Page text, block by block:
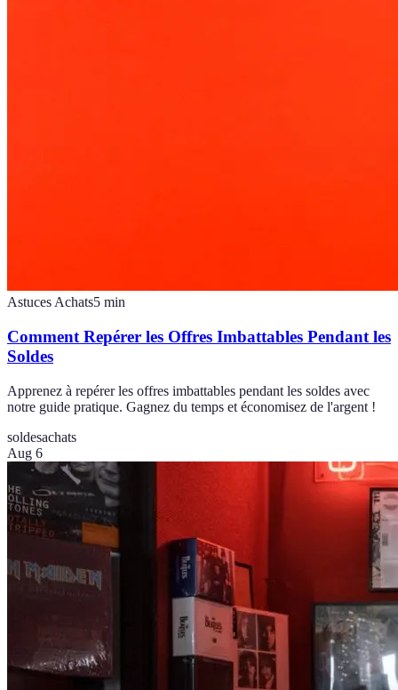
Astuces Achats5 min
Comment Repérer les Offres Imbattables Pendant les
Soldes
Apprenez à repérer les offres imbattables pendant les soldes avec
notre guide pratique. Gagnez du temps et économisez de l'argent !
soldesachats
Aug 6